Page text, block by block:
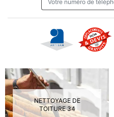
NETTOYAGE DE
TOITURE 34